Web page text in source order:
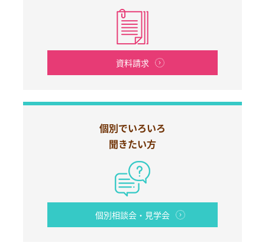
資料請求
個別でいろいろ
聞きたい方
個別相談会・見学会